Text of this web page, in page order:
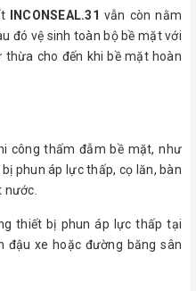
INCONSEAL.31 vẫn còn nằm
đó vệ sinh toàn bộ bề mặt với
cho đến khi bề mặt hoàn
công thấm đẫm bề mặt, như
phun áp lực thấp, cọ lăn, bàn
nước.
thiết bị phun áp lực thấp tại
đậu xe hoặc đường băng sân